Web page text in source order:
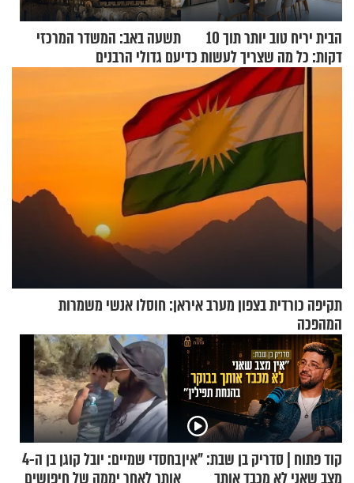
הבית יריח טוב יותר תוך 10
דקות: כל מה שצריך לעשות כדי
לרענן את הבית
תשעה באב: המשדר המרכזי
עם גדולי הרבנים
תקיפה כורדית בצפון מערב איראן: חוסלו אנשי משמרות
המהפכה
קוד פתוח | סדריק בן שבת: "אין
בחסדי שמיים: יובל קוגן בן ה-4